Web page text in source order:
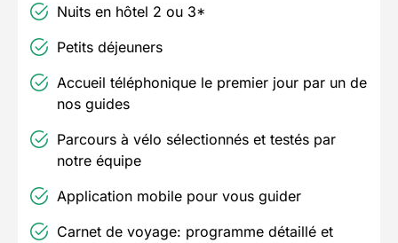
Nuits en hôtel 2 ou 3*
Petits déjeuners
Accueil téléphonique le premier jour par un de
nos guides
Parcours à vélo sélectionnés et testés par
notre équipe
Application mobile pour vous guider
Carnet de voyage: programme détaillé et